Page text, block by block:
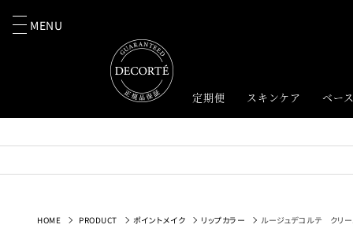
MENU
定期便 スキンケア ベー
HOME PRODUCT ポイントメイク リップカラー ルージュデコルテ クリ